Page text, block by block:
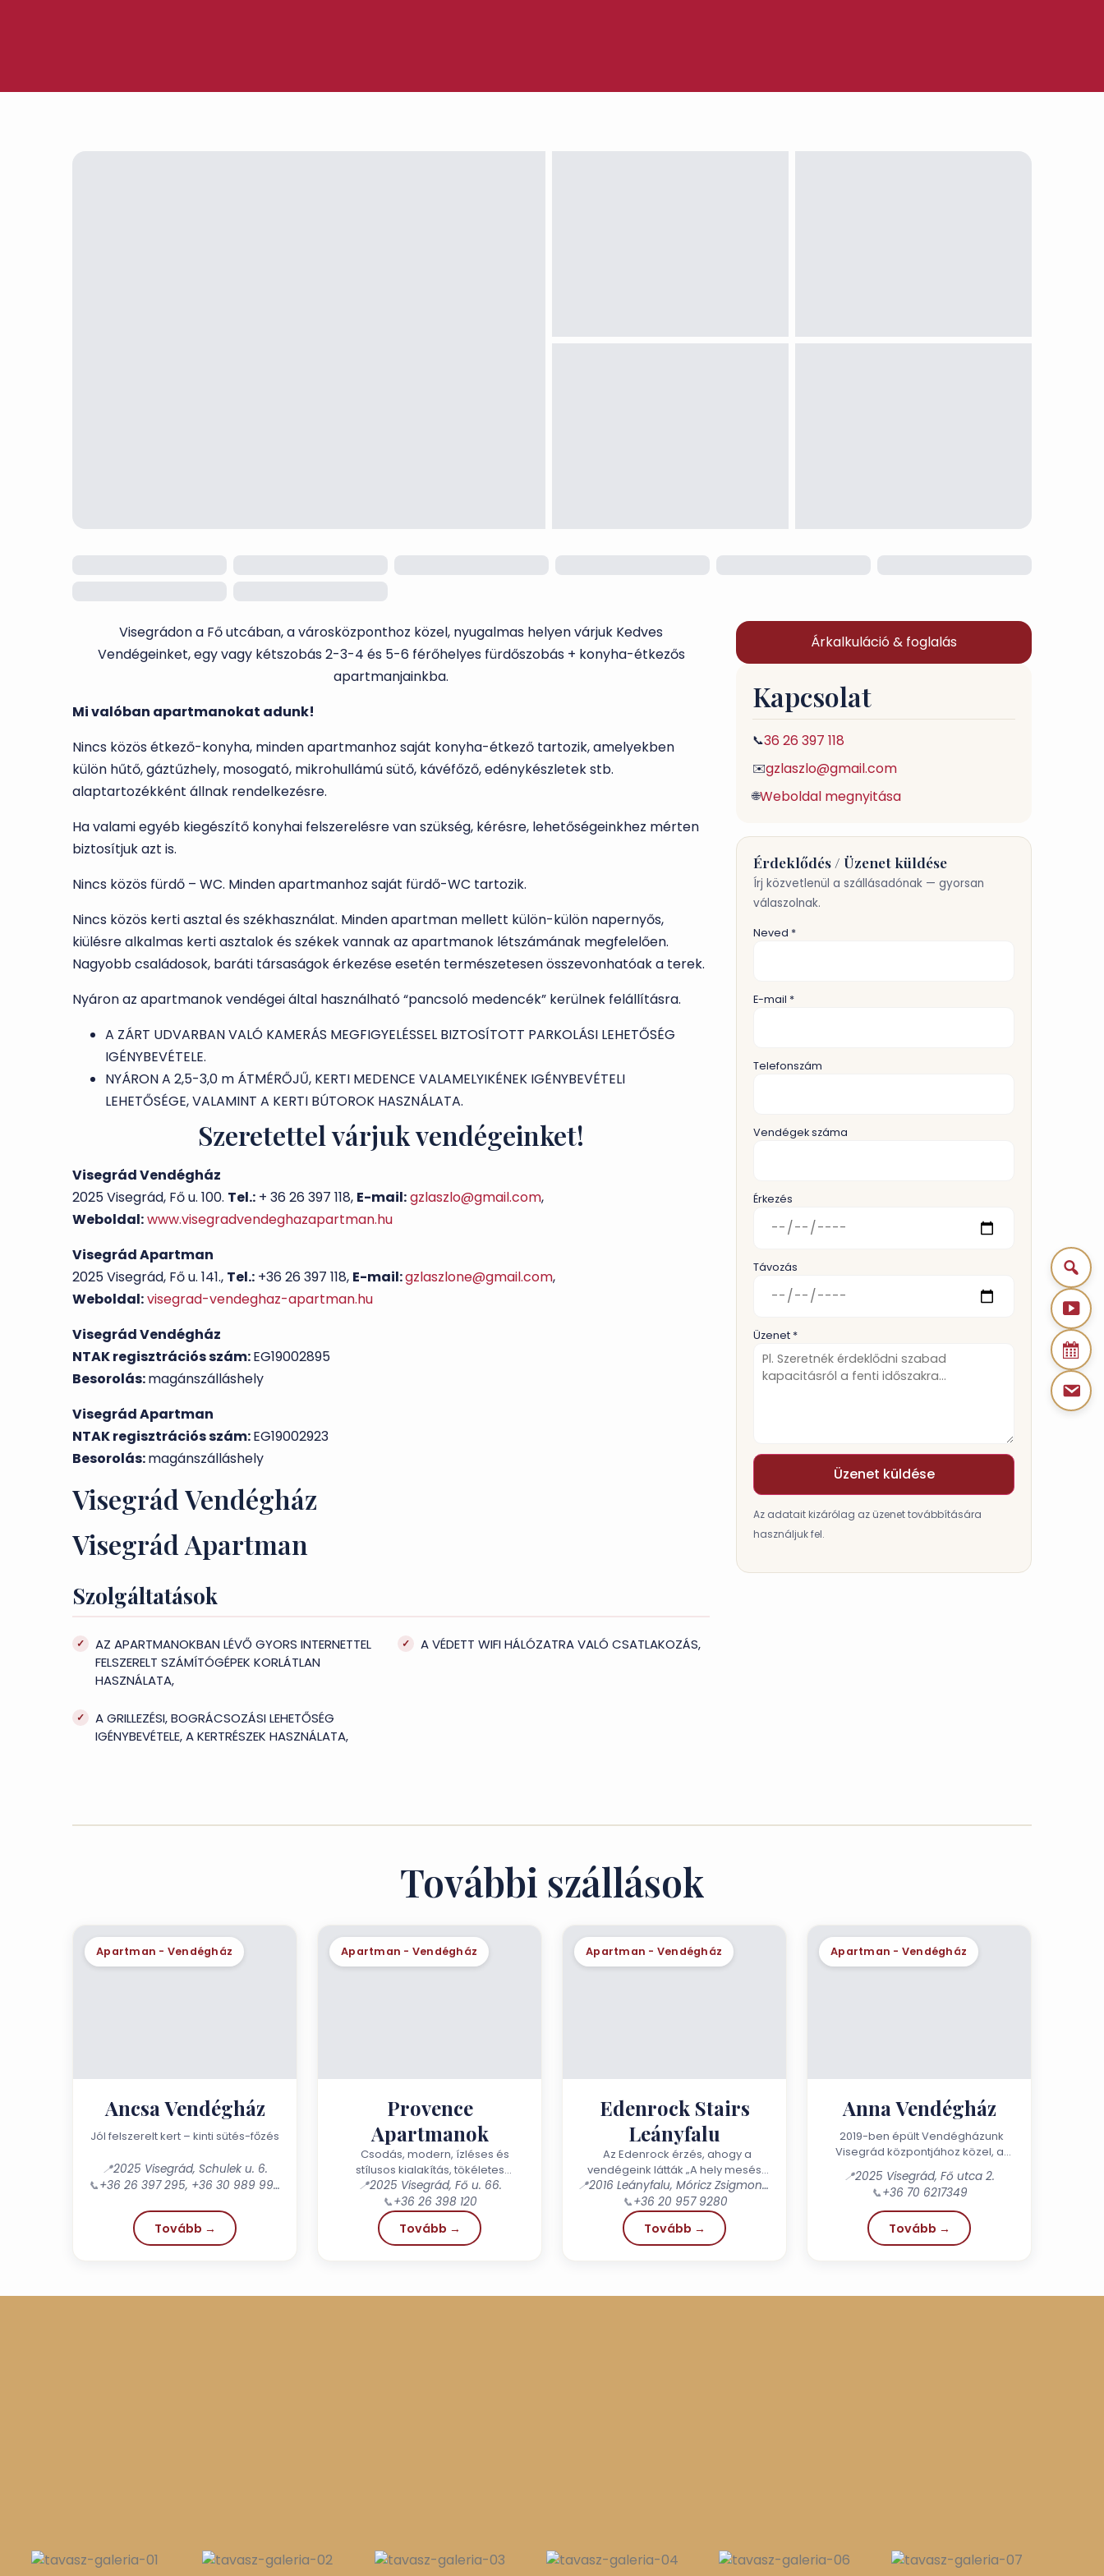
Visegrádon a Fő utcában, a városközponthoz közel, nyugalmas helyen várjuk Kedves
Vendégeinket, egy vagy kétszobás 2-3-4 és 5-6 férőhelyes fürdőszobás + konyha-étkezős
apartmanjainkba.
Mi valóban apartmanokat adunk!
Nincs közös étkező-konyha, minden apartmanhoz saját konyha-étkező tartozik, amelyekben
külön hűtő, gáztűzhely, mosogató, mikrohullámú sütő, kávéfőző, edénykészletek stb.
alaptartozékként állnak rendelkezésre.
Ha valami egyéb kiegészítő konyhai felszerelésre van szükség, kérésre, lehetőségeinkhez mérten
biztosítjuk azt is.
Nincs közös fürdő – WC. Minden apartmanhoz saját fürdő-WC tartozik.
Nincs közös kerti asztal és székhasználat. Minden apartman mellett külön-külön napernyős,
kiülésre alkalmas kerti asztalok és székek vannak az apartmanok létszámának megfelelően.
Nagyobb családosok, baráti társaságok érkezése esetén természetesen összevonhatóak a terek.
Nyáron az apartmanok vendégei által használható “pancsoló medencék” kerülnek felállításra.
A ZÁRT UDVARBAN VALÓ KAMERÁS MEGFIGYELÉSSEL BIZTOSÍTOTT PARKOLÁSI LEHETŐSÉG
IGÉNYBEVÉTELE.
NYÁRON A 2,5-3,0 m ÁTMÉRŐJŰ, KERTI MEDENCE VALAMELYIKÉNEK IGÉNYBEVÉTELI
LEHETŐSÉGE, VALAMINT A KERTI BÚTOROK HASZNÁLATA.
Szeretettel várjuk vendégeinket!
Visegrád Vendégház
2025 Visegrád, Fő u. 100. Tel.: + 36 26 397 118, E-mail:gzlaszlo@gmail.com,
Weboldal:www.visegradvendeghazapartman.hu
Visegrád Apartman
2025 Visegrád, Fő u. 141., Tel.: +36 26 397 118, E-mail:gzlaszlone@gmail.com,
Weboldal:visegrad-vendeghaz-apartman.hu
Visegrád Vendégház
NTAK regisztrációs szám:EG19002895
Besorolás:magánszálláshely
Visegrád Apartman
NTAK regisztrációs szám:EG19002923
Besorolás:magánszálláshely
Visegrád Vendégház
Visegrád Apartman
Szolgáltatások
AZ APARTMANOKBAN LÉVŐ GYORS INTERNETTEL
FELSZERELT SZÁMÍTÓGÉPEK KORLÁTLAN
HASZNÁLATA,
A VÉDETT WIFI HÁLÓZATRA VALÓ CSATLAKOZÁS,
A GRILLEZÉSI, BOGRÁCSOZÁSI LEHETŐSÉG
IGÉNYBEVÉTELE, A KERTRÉSZEK HASZNÁLATA,
Árkalkuláció & foglalás
Kapcsolat
📞36 26 397 118
✉️gzlaszlo@gmail.com
🌐Weboldal megnyitása
Érdeklődés / Üzenet küldése
Írj közvetlenül a szállásadónak — gyorsan
válaszolnak.
Neved *
E-mail *
Telefonszám
Vendégek száma
Érkezés
Távozás
Üzenet *
Üzenet küldése
Az adatait kizárólag az üzenet továbbítására
használjuk fel.
További szállások
Apartman - Vendégház
Ancsa Vendégház
Jól felszerelt kert – kinti sütés-főzés
📍2025 Visegrád, Schulek u. 6.
📞
+36 26 397 295, +36 30 989 9919
Tovább →
Apartman - Vendégház
Provence
Apartmanok
Csodás, modern, ízléses és
stílusos kialakítás, tökéletes
kikapcsolódás kisebb és nagyobb
társaságok, baráti kikapcsolódásra
vagy családi...
📍2025 Visegrád, Fő u. 66.
📞+36 26 398 120
Tovább →
Apartman - Vendégház
Edenrock Stairs
Leányfalu
Az Edenrock érzés, ahogy a
vendégeink látták „A hely mesés
fekvése, az ínyencek igényeit is
maximálisan kielégítő...
📍
2016 Leányfalu, Móricz Zsigmond u. 133.
📞+36 20 957 9280
Tovább →
Apartman - Vendégház
Anna Vendégház
2019-ben épült Vendégházunk
Visegrád központjához közel, a
Királyi Palota lábánál, a Duna
partján található. A régi műemlék...
📍2025 Visegrád, Fő utca 2.
📞+36 70 6217349
Tovább →